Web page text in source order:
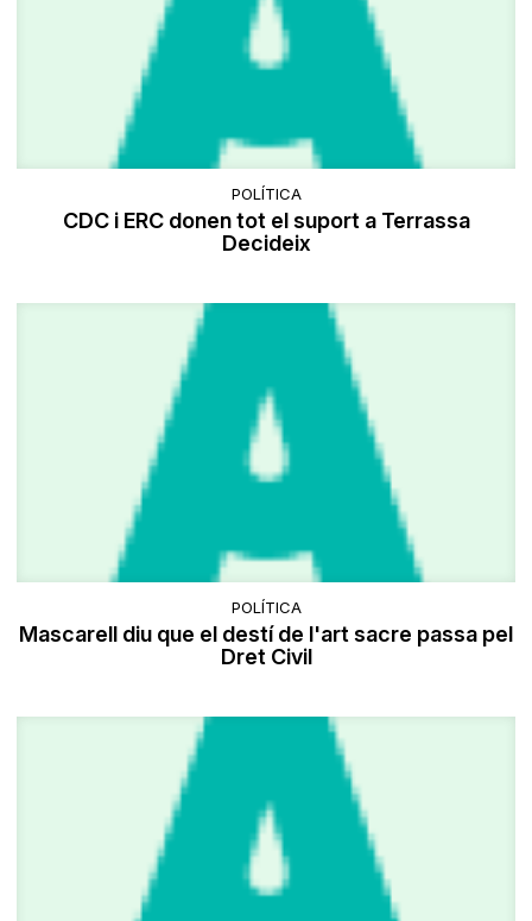
POLÍTICA
CDC i ERC donen tot el suport a Terrassa
Decideix
POLÍTICA
Mascarell diu que el destí de l'art sacre passa pel
Dret Civil